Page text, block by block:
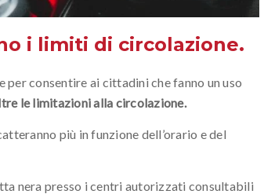
i limiti di circolazione.
consentire ai cittadini che fanno un uso
le limitazioni alla circolazione.
più in funzione dell’orario e del
nera presso i centri autorizzati consultabili